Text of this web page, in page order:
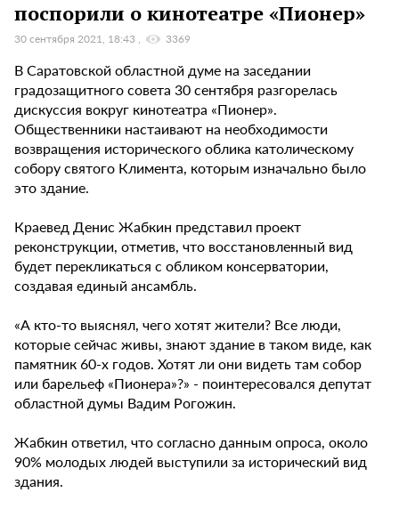
поспорили о кинотеатре «Пионер»
30 сентября 2021, 18:43 3369
В Саратовской областной думе на заседании
градозащитного совета 30 сентября разгорелась
дискуссия вокруг кинотеатра «Пионер».
Общественники настаивают на необходимости
возвращения исторического облика католическому
собору святого Климента, которым изначально было
это здание.
Краевед Денис Жабкин представил проект
реконструкции, отметив, что восстановленный вид
будет перекликаться с обликом консерватории,
создавая единый ансамбль.
«А кто-то выяснял, чего хотят жители? Все люди,
которые сейчас живы, знают здание в таком виде, как
памятник 60-х годов. Хотят ли они видеть там собор
или барельеф «Пионера»?» - поинтересовался депутат
областной думы Вадим Рогожин.
Жабкин ответил, что согласно данным опроса, около
90% молодых людей выступили за исторический вид
здания.